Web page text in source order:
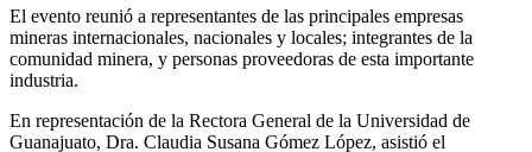
El evento reunió a representantes de las principales empresas
mineras internacionales, nacionales y locales; integrantes de la
comunidad minera, y personas proveedoras de esta importante
industria.
En representación de la Rectora General de la Universidad de
Guanajuato, Dra. Claudia Susana Gómez López, asistió el